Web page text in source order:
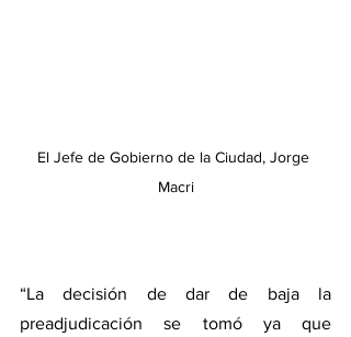
El Jefe de Gobierno de la Ciudad, Jorge
Macri
“La decisión de dar de baja la
preadjudicación se tomó ya que